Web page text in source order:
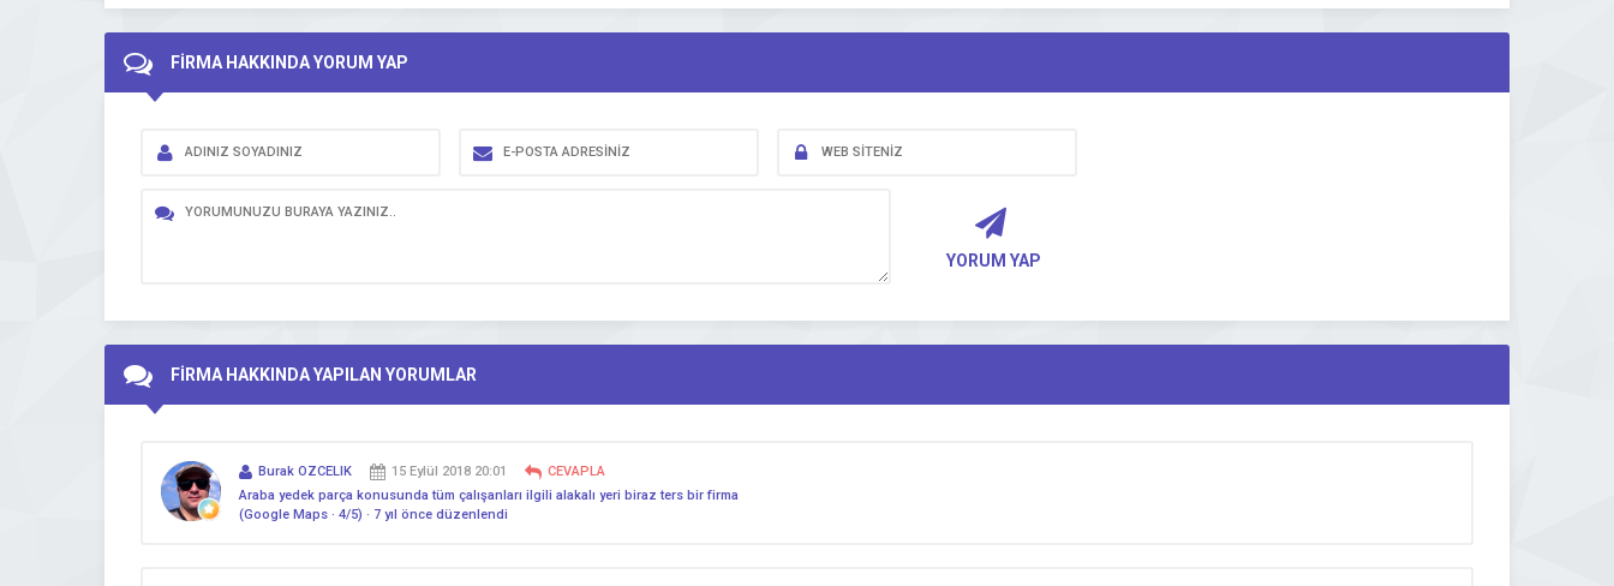
FİRMA HAKKINDA YORUM YAP
YORUM YAP
FİRMA HAKKINDA YAPILAN YORUMLAR
Burak OZCELIK 15 Eylül 2018 20:01
CEVAPLA
Araba yedek parça konusunda tüm çalışanları ilgili alakalı yeri biraz ters bir firma
(Google Maps · 4/5) · 7 yıl önce düzenlendi